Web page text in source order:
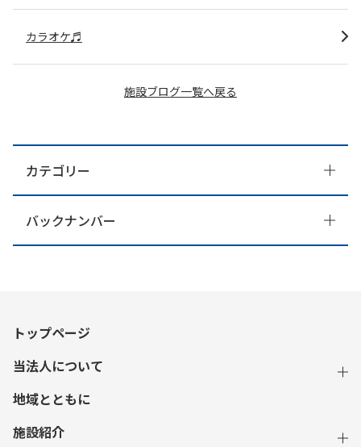
施設ブログ一覧へ戻る
カラオケ♬
カテゴリー
バックナンバー
トップページ
当法人について
地域とともに
施設紹介